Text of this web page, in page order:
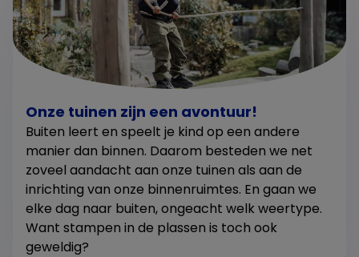
Onze tuinen zijn een avontuur!
Buiten leert en speelt je kind op een andere
manier dan binnen. Daarom besteden we net
zoveel aandacht aan onze tuinen als aan de
inrichting van onze binnenruimtes. En gaan we
elke dag naar buiten, ongeacht welk weertype.
Want stampen in de plassen is toch ook
geweldig?